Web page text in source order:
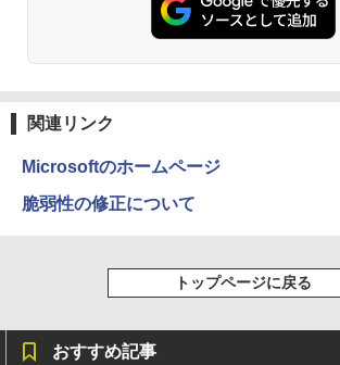
￥19,800
2
Windows 11 Pro 中古
中古パソコン デスクト
3
￥6,480
2
スピーカー内蔵 ヘッド
ス TERRA 2441W
3
【楽天ブックス限定特
￥1,430
￥5,990
￥14,990
￥250
￥250
￥250
￥1,001
ットル (Smart Basic)
￥1,380
￥1,117
￥770
￥832
￥572
関連リンク
Microsoftのホームページ
脆弱性の修正について
トップページに戻る
おすすめ記事